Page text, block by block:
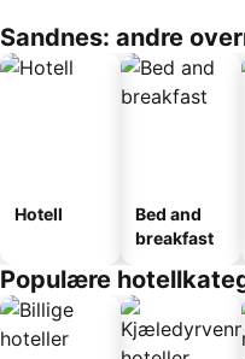
Sandnes: andre
Hotell
Bed and
breakfast
Populære